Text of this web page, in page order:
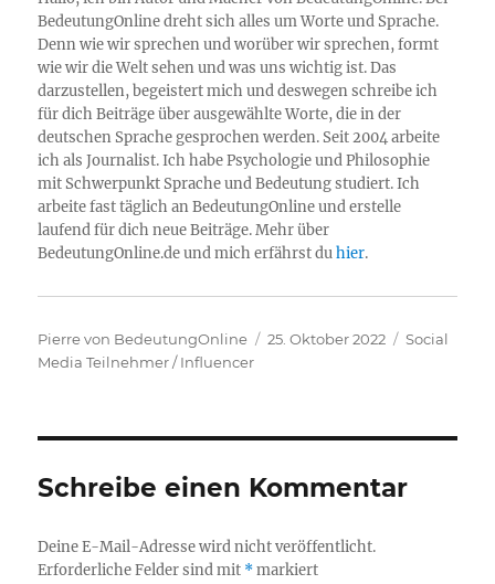
BedeutungOnline dreht sich alles um Worte und Sprache.
Denn wie wir sprechen und worüber wir sprechen, formt
wie wir die Welt sehen und was uns wichtig ist. Das
darzustellen, begeistert mich und deswegen schreibe ich
für dich Beiträge über ausgewählte Worte, die in der
deutschen Sprache gesprochen werden. Seit 2004 arbeite
ich als Journalist. Ich habe Psychologie und Philosophie
mit Schwerpunkt Sprache und Bedeutung studiert. Ich
arbeite fast täglich an BedeutungOnline und erstelle
laufend für dich neue Beiträge. Mehr über
BedeutungOnline.de und mich erfährst duhier.
Autor
Pierre von BedeutungOnline
Veröffentlicht
25. Oktober 2022 Kategorien
Social
Media Teilnehmer / Influencer
Schreibe einen Kommentar
Deine E-Mail-Adresse wird nicht veröffentlicht.
Erforderliche Felder sind mit *markiert